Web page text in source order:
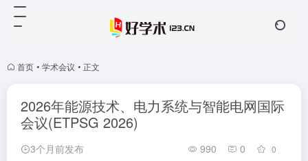
首页 • 学术会议 • 正文
2026年能源技术、电力系统与智能电网国际
会议(ETPSG 2026)
3个月前发布 990 0 0